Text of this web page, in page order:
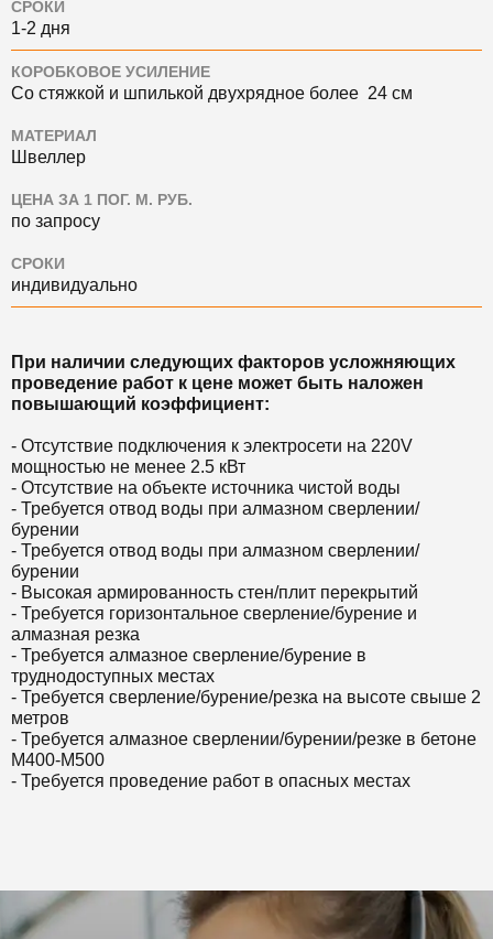
СРОКИ
1-2 дня
КОРОБКОВОЕ УСИЛЕНИЕ
Со стяжкой и шпилькой двухрядное более 24 см
МАТЕРИАЛ
Швеллер
ЦЕНА ЗА 1 ПОГ. М. РУБ.
по запросу
СРОКИ
индивидуально
При наличии следующих факторов усложняющих
проведение работ к цене может быть наложен
повышающий коэффициент:
- Отсутствие подключения к электросети на 220V
мощностью не менее 2.5 кВт
- Отсутствие на объекте источника чистой воды
- Требуется отвод воды при алмазном сверлении/
бурении
- Требуется отвод воды при алмазном сверлении/
бурении
- Высокая армированность стен/плит перекрытий
- Требуется горизонтальное сверление/бурение и
алмазная резка
- Требуется алмазное сверление/бурение в
труднодоступных местах
- Требуется сверление/бурение/резка на высоте свыше 2
метров
- Требуется алмазное сверлении/бурении/резке в бетоне
М400-М500
- Требуется проведение работ в опасных местах